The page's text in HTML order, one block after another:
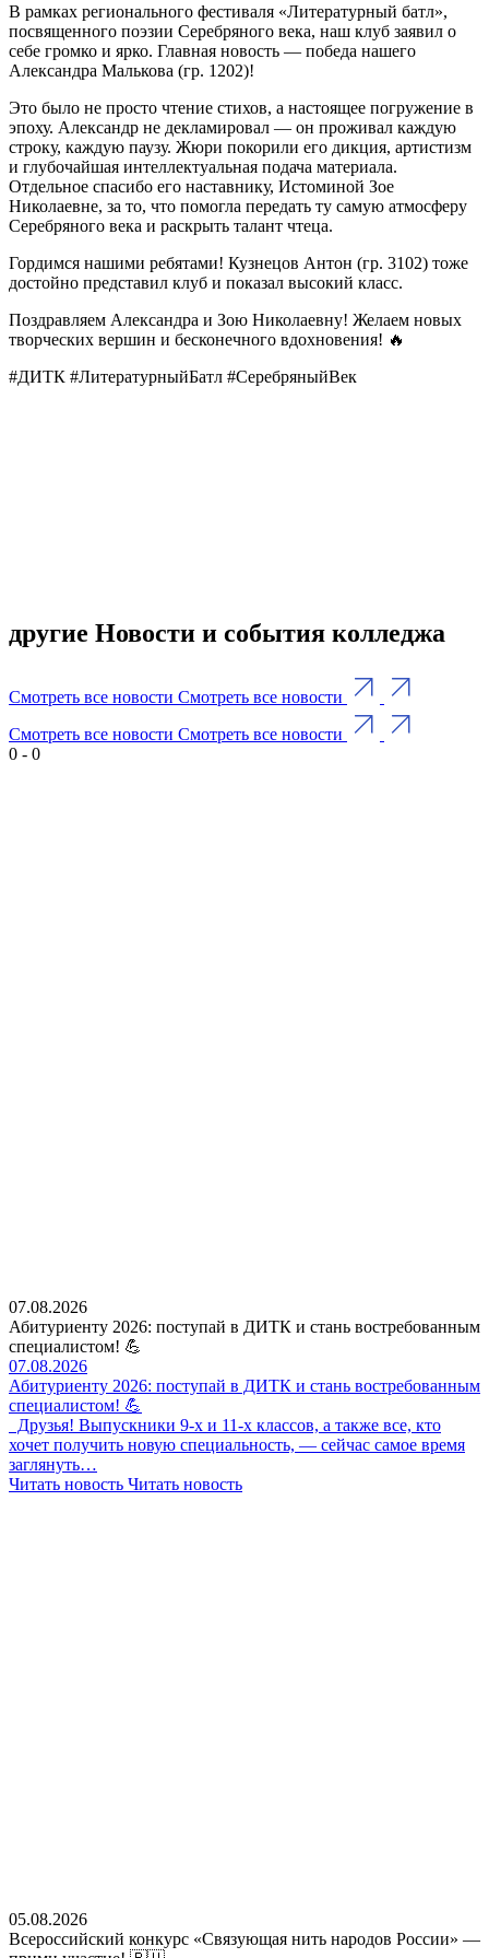
В рамках регионального фестиваля «Литературный батл»,
посвященного поэзии Серебряного века, наш клуб заявил о
себе громко и ярко. Главная новость — победа нашего
Александра Малькова (гр. 1202)!
Это было не просто чтение стихов, а настоящее погружение в
эпоху. Александр не декламировал — он проживал каждую
строку, каждую паузу. Жюри покорили его дикция, артистизм
и глубочайшая интеллектуальная подача материала.
Отдельное спасибо его наставнику, Истоминой Зое
Николаевне, за то, что помогла передать ту самую атмосферу
Серебряного века и раскрыть талант чтеца.
Гордимся нашими ребятами! Кузнецов Антон (гр. 3102) тоже
достойно представил клуб и показал высокий класс.
Поздравляем Александра и Зою Николаевну! Желаем новых
творческих вершин и бесконечного вдохновения! 🔥
#ДИТК #ЛитературныйБатл #СеребряныйВек
другие Новости и события колледжа
Смотреть все новости Смотреть все новости
Смотреть все новости Смотреть все новости
0 - 0
07.08.2026
Абитуриенту 2026: поступай в ДИТК и стань востребованным
специалистом! 💪
07.08.2026
Абитуриенту 2026: поступай в ДИТК и стань востребованным
специалистом! 💪
Друзья! Выпускники 9-х и 11-х классов, а также все, кто
хочет получить новую специальность, — сейчас самое время
заглянуть…
Читать новость Читать новость
05.08.2026
Всероссийский конкурс «Связующая нить народов России» —